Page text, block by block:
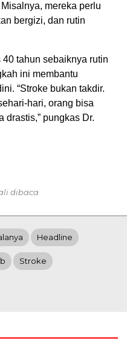
mereka perlu
bergizi, dan rutin
tahun sebaiknya rutin
ini membantu
“Stroke bukan takdir.
hari, orang bisa
drastis,” pungkas Dr.
dibaca
Headline
Stroke